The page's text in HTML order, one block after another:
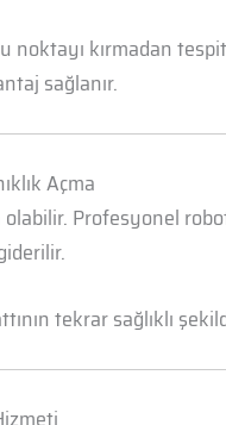
noktayı kırmadan
sağlanır.
Açma
Profesyonel
tekrar sağlıklı